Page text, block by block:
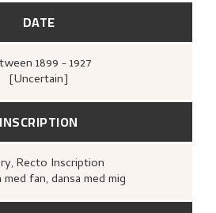
DATE
1899 - 1927
[Uncertain]
INSCRIPTION
, Recto Inscription
med fan, dansa med mig